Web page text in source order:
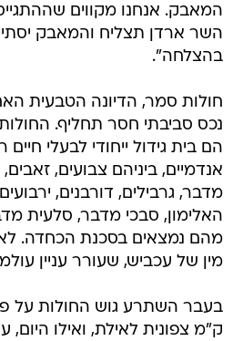
המאבק. אנחנו מקווים
השר ארדן תצליח והמאבק
בהצלחה".
חולות סמר, הדיונה הטבעית
נכס סביבתי חסר תחליף.
הם בית גידול ייחודי לבעלי
אנדמיים, ביניהם צבועים, זאבים,
מדבר, גרבילים, דורבנים,
האלימון, סבכי מדבר, סלעית
מהם נמצאים בסכנת הכחדה.
מין של עכביש, שעורר עניין
ק"מ צפונית לאילת, ואילו היום,